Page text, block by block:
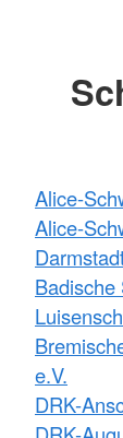
Alice-
Alice-
Badische
e.V.
DRK-